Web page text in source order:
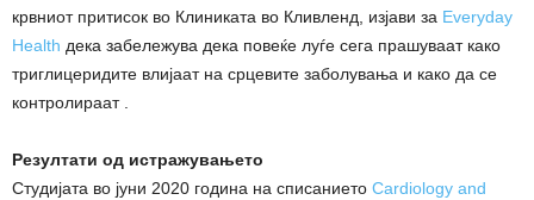
крвниот притисок во Клиниката во Кливленд, изјави за Everyday
Health дека забележува дека повеќе луѓе сега прашуваат како
триглицеридите влијаат на срцевите заболувања и како да се
контролираат .
Резултати од истражувањето
Студијата во јуни 2020 година на списанието Cardiology and